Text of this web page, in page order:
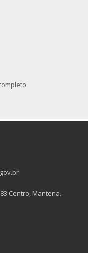
Centro, Mantena.